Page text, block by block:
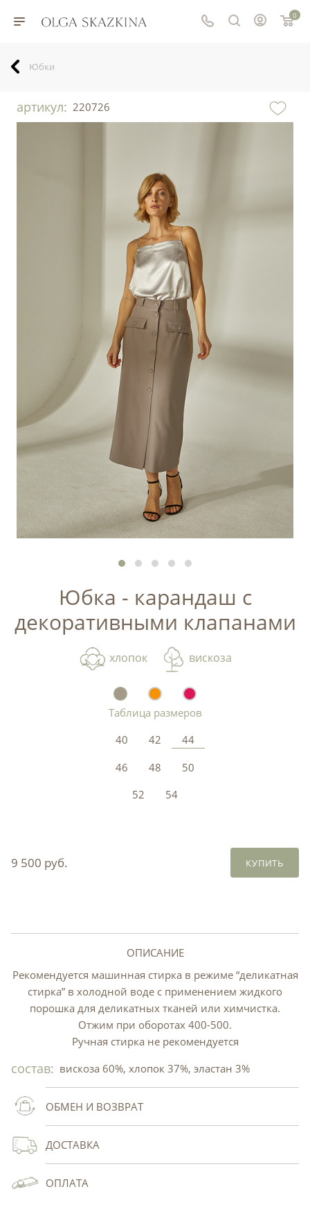
0
Юбки
артикул: 220726
Юбка - карандаш с
декоративными клапанами
хлопок вискоза
Таблица размеров
40
42
44
46
48
50
52
54
9 500 руб. КУПИТЬ
ОПИСАНИЕ
Рекомендуется машинная стирка в режиме “деликатная
стирка” в холодной воде с применением жидкого
порошка для деликатных тканей или химчистка.
Отжим при оборотах 400-500.
Ручная стирка не рекомендуется
состав: вискоза 60%, хлопок 37%, эластан 3%
ОБМЕН И ВОЗВРАТ
ДОСТАВКА
ОПЛАТА